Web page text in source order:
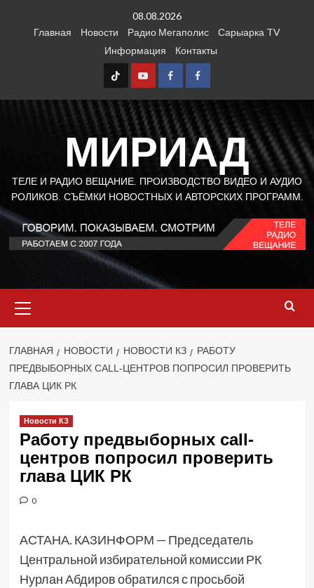
08.08.2026
Главная
Новости Радио Мегаполис
Сарыарка TV
Информация
Контакты
TT Youtube
FB1 FB2
МИРИАД
ТЕЛЕ И РАДИО ВЕЩАНИЕ. ПРОИЗВОДСТВО ВИДЕО И АУДИО
РОЛИКОВ. СЪЁМКИ НОВОСТНЫХ И АВТОРСКИХ ПРОГРАММ.
меню
ГЛАВНАЯ НОВОСТИ НОВОСТИ КЗ
РАБОТУ
ПРЕДВЫБОРНЫХ CALL-ЦЕНТРОВ ПОПРОСИЛ ПРОВЕРИТЬ
ГЛАВА ЦИК РК
Новости КЗ
Работу предвыборных call-
центров попросил проверить
глава ЦИК РК
0
АСТАНА. КАЗИНФОРМ — Председатель
Центральной избирательной комиссии РК
Нурлан Абдиров обратился с просьбой